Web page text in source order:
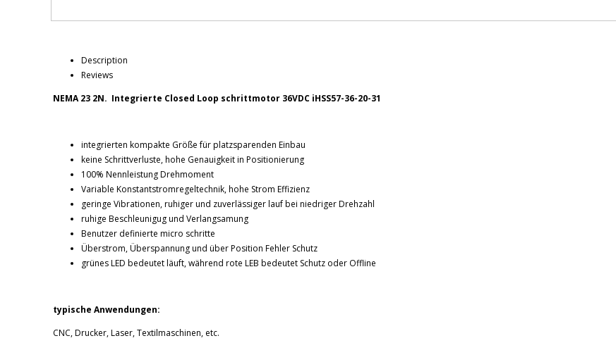
Description
Reviews
NEMA 23 2N. Integrierte Closed Loop schrittmotor 36VDC iHSS57-36-20-31
integrierten kompakte Größe für platzsparenden Einbau
keine Schrittverluste, hohe Genauigkeit in Positionierung
100% Nennleistung Drehmoment
Variable Konstantstromregeltechnik, hohe Strom Effizienz
geringe Vibrationen, ruhiger und zuverlässiger lauf bei niedriger Drehzahl
ruhige Beschleunigug und Verlangsamung
Benutzer definierte micro schritte
Überstrom, Überspannung und über Position Fehler Schutz
grünes LED bedeutet läuft, während rote LEB bedeutet Schutz oder Offline
typische Anwendungen:
CNC, Drucker, Laser, Textilmaschinen, etc.